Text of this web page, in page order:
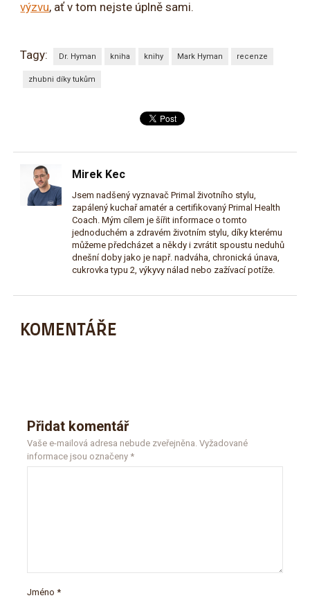
výzvu, ať v tom nejste úplně sami.
Tagy: Dr. Hyman kniha knihy Mark Hyman recenze
zhubni díky tukům
Mirek Kec
Jsem nadšený vyznavač Primal životního stylu,
zapálený kuchař amatér a certifikovaný Primal Health
Coach. Mým cílem je šířit informace o tomto
jednoduchém a zdravém životním stylu, díky kterému
můžeme předcházet a někdy i zvrátit spoustu neduhů
dnešní doby jako je např. nadváha, chronická únava,
cukrovka typu 2, výkyvy nálad nebo zažívací potíže.
KOMENTÁŘE
Přidat komentář
Vaše e-mailová adresa nebude zveřejněna. Vyžadované
informace jsou označeny *
Jméno*